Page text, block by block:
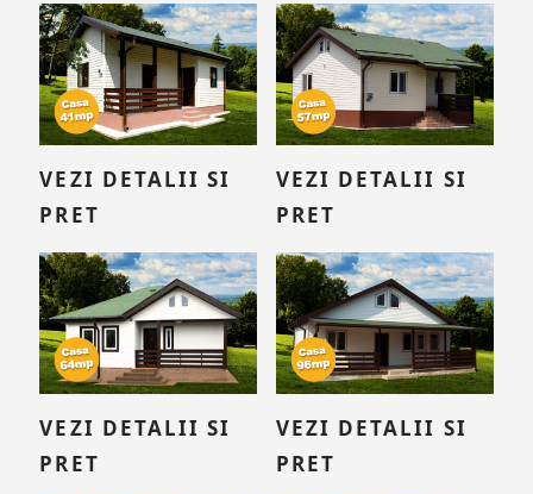
VEZI DETALII SI
PRET
VEZI DETALII SI
PRET
VEZI DETALII SI
PRET
VEZI DETALII SI
PRET